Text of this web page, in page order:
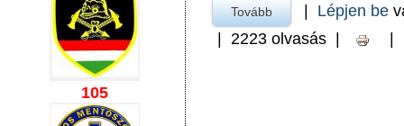
105
Tovább a KONYHALépjen be
2223 olvasás